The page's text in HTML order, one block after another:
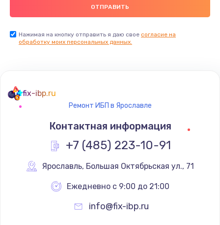
Нажимая на кнопку отправить я даю свое согласие на
обработку моих персональных данных.
fix-ibp.ru
Ремонт ИБП в Ярославле
Контактная информация
+7 (485) 223-10-91
Ярославль, Большая Октябрьская ул., 71
Ежедневно с 9:00 до 21:00
info@fix-ibp.ru